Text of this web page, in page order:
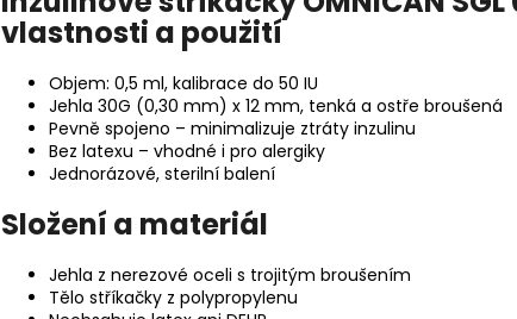
vlastnosti a použití
Objem: 0,5 ml, kalibrace do 50 IU
Jehla 30G (0,30 mm) x 12 mm, tenká a ostře broušená
Pevně spojeno – minimalizuje ztráty inzulinu
Bez latexu – vhodné i pro alergiky
Jednorázové, sterilní balení
Složení a materiál
Jehla z nerezové oceli s trojitým broušením
Tělo stříkačky z polypropylenu